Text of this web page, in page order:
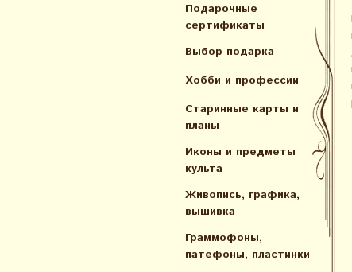
Подарочные
сертификаты
Выбор подарка
Хобби и профессии
Старинные карты и
планы
Иконы и предметы
культа
Живопись, графика,
вышивка
Граммофоны,
патефоны, пластинки